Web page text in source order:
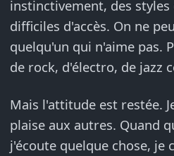
instinctivement, des
difficiles d'accès. On ne
quelqu'un qui n'aime pas.
de rock, d'électro, de jazz
Mais l'attitude est restée.
plaise aux autres. Quand
j'écoute quelque chose, je